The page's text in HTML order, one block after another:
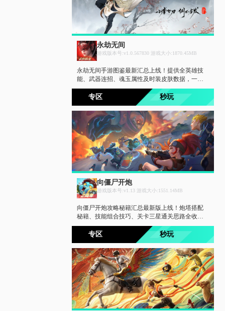
永劫无间
游戏版本号:v1.0.567830 游戏大小:1870.45MB
永劫无间手游图鉴最新汇总上线！提供全英雄技
能、武器连招、魂玉属性及时装皮肤数据，一键
查询快速上手。搭配最新攻略大全，详解落地发
育、团战思路、振刀技巧与段位进阶秘籍，吃鸡
上分必备攻略站。
专区 秒玩
向僵尸开炮
游戏版本号:v1.13 游戏大小:1551.14MB
向僵尸开炮攻略秘籍汇总最新版上线！炮塔搭配
秘籍、技能组合技巧、关卡三星通关思路全收
录。搭配最新攻略大全，详解各章节BOSS弱点、
隐藏彩蛋与钻石获取攻略，让你轻松应对尸潮，
炮塔火力全开。
专区 秒玩